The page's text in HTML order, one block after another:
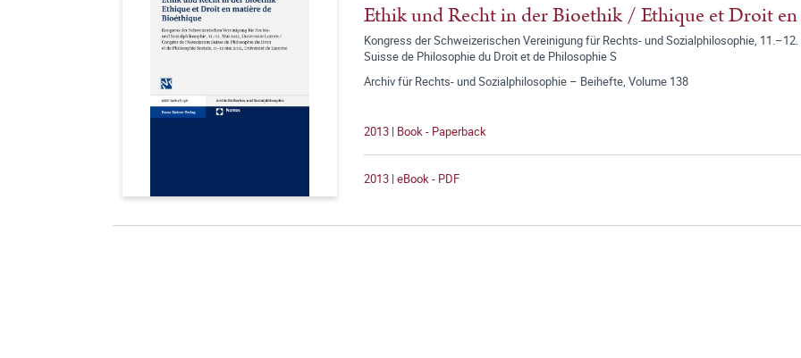
Ethik und Recht in der Bioethik / Ethique et Droit
Kongress der Schweizerischen Vereinigung für Rechts- und Sozialphilosophie,
Suisse de Philosophie du Droit et de Philosophie S
Archiv für Rechts- und Sozialphilosophie – Beihefte, Volume 138
2013 | Book - Paperback
2013 | eBook - PDF